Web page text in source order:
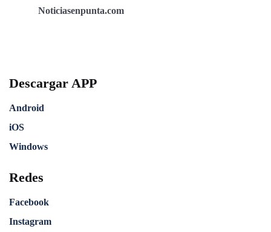
Noticiasenpunta.com
Descargar APP
Android
iOS
Windows
Redes
Facebook
Instagram